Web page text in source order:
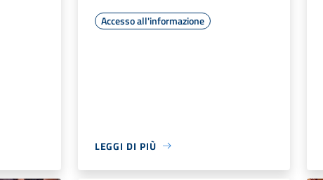
Accesso all'informazione
LEGGI DI PIÙ